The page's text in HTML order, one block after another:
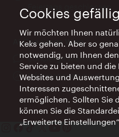
Feiertags geschlossen
AI Concierge Wien
Ort:
concierge.wien.info
Öffnungszeiten:
Informationen rund um
Cookies
Wir möchten Ihnen
Keks gehen. Aber so
notwendig, um Ihnen
Service zu bieten und
Websites und
Interessen
ermöglichen. Sollten Sie
können Sie die
„Erweiterte